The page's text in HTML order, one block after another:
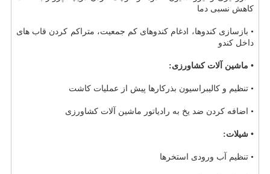
كاهش نسبی دما
• بازسازی كندوها، ادغام كندوهای كم جمعیت، متراكم كردن قاب های
داخل كندو
• ماشین آلات كشاورزی:
• تنظیم و كالیبراسیون بذركارها پیش از عملیات كاشت
• اضافه كردن ضد یخ به رادیاتور ماشین آلات كشاورزی
• شیلات:
• تنظیم آب ورودی استخرها